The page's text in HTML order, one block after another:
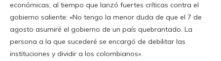
económicas, al tiempo que lanzó fuertes críticas contra el
gobierno saliente: «No tengo la menor duda de que el 7 de
agosto asumiré el gobierno de un país quebrantado. La
persona a la que sucederé se encargó de debilitar las
instituciones y dividir a los colombianos».